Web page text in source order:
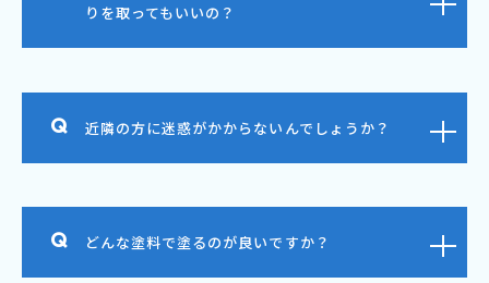
りを取ってもいいの？
近隣の方に迷惑がかからないんでしょうか？
どんな塗料で塗るのが良いですか？